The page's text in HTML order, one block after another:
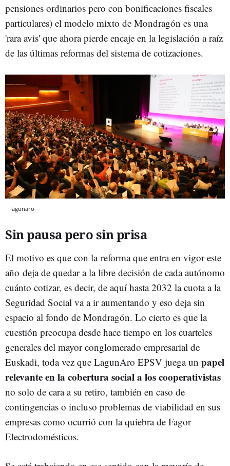
pensiones ordinarios pero con bonificaciones fiscales
particulares) el modelo mixto de Mondragón es una
'rara avis' que ahora pierde encaje en la legislación a raíz
de las últimas reformas del sistema de cotizaciones.
lagunaro
Sin pausa pero sin prisa
El motivo es que con la reforma que entra en vigor este
año deja de quedar a la libre decisión de cada autónomo
cuánto cotizar, es decir, de aquí hasta 2032 la cuota a la
Seguridad Social va a ir aumentando y eso deja sin
espacio al fondo de Mondragón. Lo cierto es que la
cuestión preocupa desde hace tiempo en los cuarteles
generales del mayor conglomerado empresarial de
Euskadi, toda vez que LagunAro EPSV juega un papel
relevante en la cobertura social a los cooperativistas
no solo de cara a su retiro, también en caso de
contingencias o incluso problemas de viabilidad en sus
empresas como ocurrió con la quiebra de Fagor
Electrodomésticos.